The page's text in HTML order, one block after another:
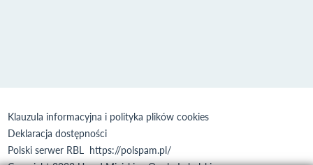
Klauzula informacyjna i polityka plików cookies
Deklaracja dostępności
Polski serwer RBL https://polspam.pl/